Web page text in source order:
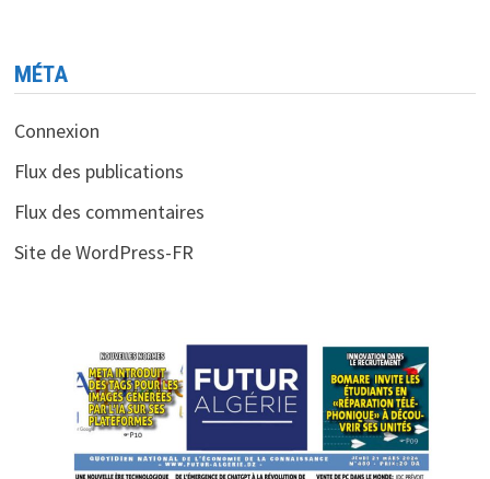
MÉTA
Connexion
Flux des publications
Flux des commentaires
Site de WordPress-FR